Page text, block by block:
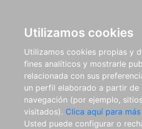
Utilizamos cookies
Utilizamos cookies propias y
fines analíticos y mostrarle
relacionada con sus
un perfil elaborado a partir de
navegación (por ejemplo,
visitados). Clica aquí para
Usted puede configurar o